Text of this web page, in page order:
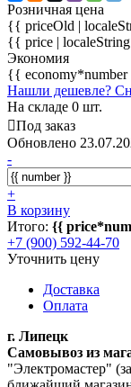
Розничная цена
{{ priceOld |
{{ price |
Экономия
{{
Нашли дешевле?
На складе 0 шт.
Под заказ
Обновлено
-
+
В корзину
Итого: {{
+7 (900) 592-44-70
Уточнить цену
Доставка
Оплата
г. Липецк
Самовывоз из
"Электромастер"